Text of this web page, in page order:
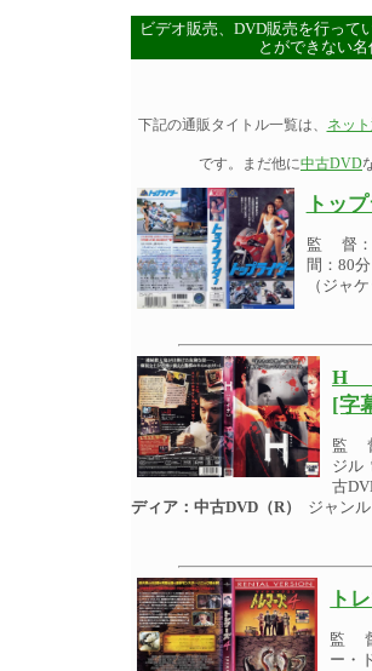
ビデオ販売、DVD販売を行って
とができない
下記の通販タイトル一覧は、 ネッ
です。まだ他に中古DVD
トッ
監 督：
間：80
（ジャ
H
[字
監
ジル
古
ディア：中古DVD（R）
ジャン
ト
監 督
ー・